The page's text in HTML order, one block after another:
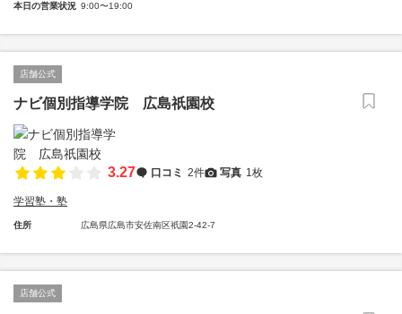
本日の営業状況 9:00〜19:00
店舗公式
ナビ個別指導学院 広島祇園校
3.27 口コミ 2件 写真 1枚
学習塾・塾
住所 広島県広島市安佐南区祇園2-42-7
店舗公式